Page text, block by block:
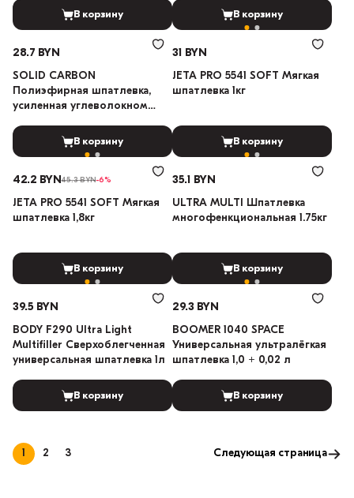
В корзину В корзину
28.7 BYN
SOLID CARBON
Полиэфирная шпатлевка,
усиленная углеволокном
В корзину
31 BYN
JETA PRO 5541 SOFT Мягкая
шпатлевка 1кг
В корзину
42.2 BYN45.3 BYN-6%
JETA PRO 5541 SOFT Мягкая
шпатлевка 1,8кг
В корзину
35.1 BYN
ULTRA MULTI Шпатлевка
многофенкциональная 1.75кг
В корзину
39.5 BYN
BODY F290 Ultra Light
Multifiller Сверхоблегченная
универсальная шпатлевка 1л
В корзину
29.3 BYN
BOOMER 1040 SPACE
Универсальная ультралёгкая
шпатлевка 1,0 + 0,02 л
В корзину
1 2 3 Следующая страница